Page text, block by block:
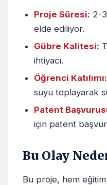
Proje Süresi: 2-
elde ediliyor.
Gübre Kalitesi:
ihtiyacı.
Öğrenci Katılımı:
suyu toplayarak
Patent
için patent
Bu Olay
Bu proje, hem